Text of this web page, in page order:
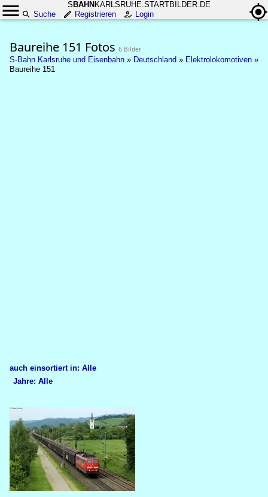
S BAHN KARLSRUHE.STARTBILDER.DE
Suche
Registrieren Login
Baureihe 151 Fotos 6 Bilder
S-Bahn Karlsruhe und Eisenbahn » Deutschland » Elektrolokomotiven »
Baureihe 151
auch einsortiert in: Alle
Deutschland
Galerien
Blockstelle Basheide
Red Bull Güterzüge
Jahre: Alle
2010
2011
2012
2014